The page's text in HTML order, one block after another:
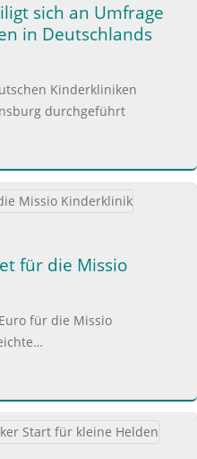
sich an Umfrage
in Deutschlands
Kinderkliniken
durchgeführt
für die Missio
für die Missio